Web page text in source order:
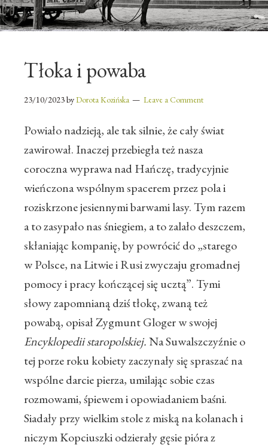
Tłoka i powaba
23/10/2023byDorota Kozińska Leave a Comment
Powiało nadzieją, ale tak silnie, że cały świat
zawirował. Inaczej przebiegła też nasza
coroczna wyprawa nad Hańczę, tradycyjnie
wieńczona wspólnym spacerem przez pola i
roziskrzone jesiennymi barwami lasy. Tym razem
a to zasypało nas śniegiem, a to zalało deszczem,
skłaniając kompanię, by powrócić do „starego
w Polsce, na Litwie i Rusi zwyczaju gromadnej
pomocy i pracy kończącej się ucztą”. Tymi
słowy zapomnianą dziś tłokę, zwaną też
powabą, opisał Zygmunt Gloger w swojej
Encyklopedii staropolskiej.Na Suwalszczyźnie o
tej porze roku kobiety zaczynały się spraszać na
wspólne darcie pierza, umilając sobie czas
rozmowami, śpiewem i opowiadaniem baśni.
Siadały przy wielkim stole z miską na kolanach i
niczym Kopciuszki odzierały gęsie pióra z